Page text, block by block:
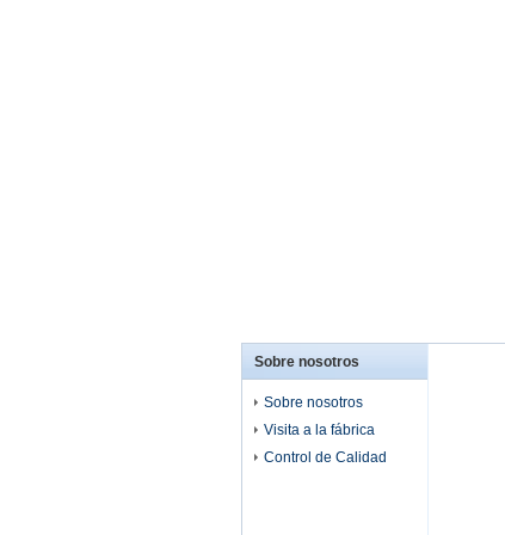
Sobre nosotros
Sobre nosotros
Visita a la fábrica
Control de Calidad